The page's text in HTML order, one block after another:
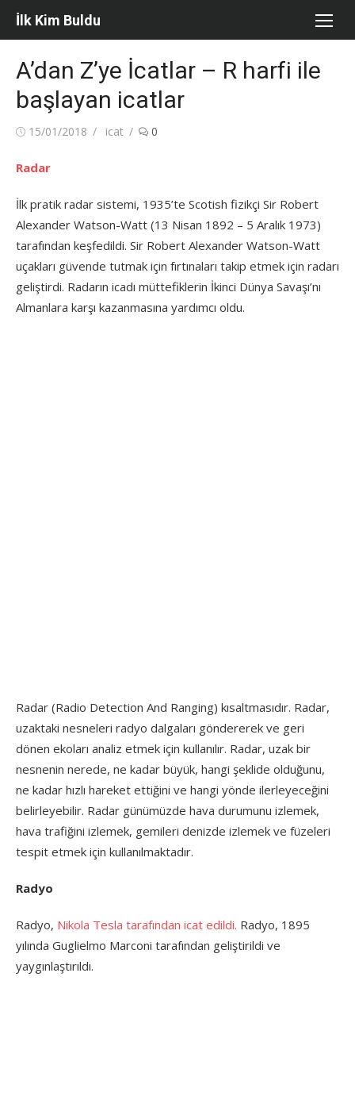
Skip
İlk Kim Buldu
A’dan Z’ye İcatlar – R harfi ile
başlayan icatlar
Posted
15/01/2018 Author
icat 0
Radar
İlk pratik radar sistemi, 1935’te Scotish fizikçi Sir Robert
Alexander Watson-Watt (13 Nisan 1892 – 5 Aralık 1973)
tarafından keşfedildi. Sir Robert Alexander Watson-Watt
uçakları güvende tutmak için fırtınaları takip etmek için radarı
geliştirdi. Radarın icadı müttefiklerin İkinci Dünya Savaşı’nı
Almanlara karşı kazanmasına yardımcı oldu.
Radar (Radio Detection And Ranging) kısaltmasıdır. Radar,
uzaktaki nesneleri radyo dalgaları göndererek ve geri
dönen ekoları analiz etmek için kullanılır. Radar, uzak bir
nesnenin nerede, ne kadar büyük, hangi şeklide olduğunu,
ne kadar hızlı hareket ettiğini ve hangi yönde ilerleyeceğini
belirleyebilir. Radar günümüzde hava durumunu izlemek,
hava trafiğini izlemek, gemileri denizde izlemek ve füzeleri
tespit etmek için kullanılmaktadır.
Radyo
Radyo, Nikola Tesla tarafından icat edildi. Radyo, 1895
yılında Guglielmo Marconi tarafından geliştirildi ve
yaygınlaştırıldı.